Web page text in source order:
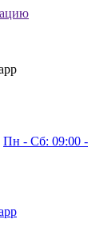
Пн - Сб: 09:00 -